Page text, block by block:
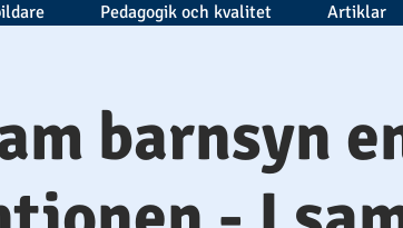
Pedagogik och kvalitet Artiklar
barnsyn